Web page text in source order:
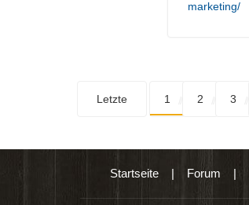
marketing/
Letzte 1 2 3
Startseite| Forum |